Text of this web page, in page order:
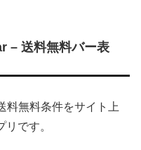
– 送料無料バー表
料無料条件をサイト上
です。